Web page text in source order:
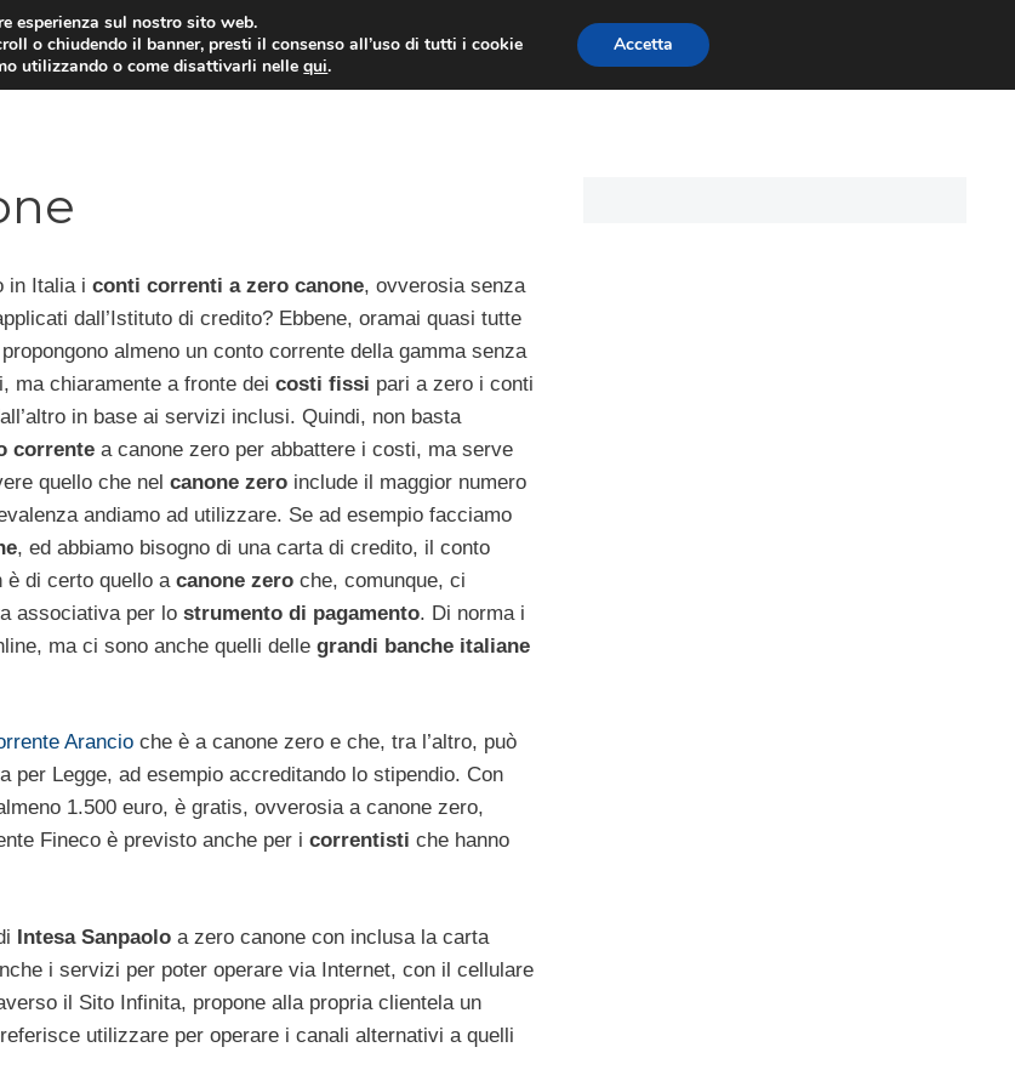
PRESTITI
in Italia i conti correnti a zero canone, ovverosia senza
dall’Istituto di credito? Ebbene, oramai quasi tutte
almeno un conto corrente della gamma senza
ma chiaramente a fronte dei costi fissi pari a zero i conti
in base ai servizi inclusi. Quindi, non basta
correntea canone zero per abbattere i costi, ma serve
quello che nel canone zeroinclude il maggior numero
andiamo ad utilizzare. Se ad esempio facciamo
, ed abbiamo bisogno di una carta di credito, il conto
è di certo quello a canone zeroche, comunque, ci
associativa per lo strumento di pagamento. Di norma i
ma ci sono anche quelli delle grandi banche italiane
Arancio che è a canone zero e che, tra l’altro, può
per Legge, ad esempio accreditando lo stipendio. Con
1.500 euro, è gratis, ovverosia a canone zero,
Fineco è previsto anche per i correntisti che hanno
Intesa Sanpaolo a zero canone con inclusa la carta
i servizi per poter operare via Internet, con il cellulare
il Sito Infinita, propone alla propria clientela un
utilizzare per operare i canali alternativi a quelli
esperienza sul nostro sito web.
o chiudendo il banner, presti il consenso all’uso di tutti i cookie
utilizzando o come disattivarli nellequi.
Accetta